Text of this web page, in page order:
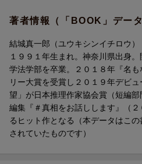
3問目 老婆と少年の年齢算
5問目 別れと思い出のニュートン算
6問目 最後の暗号
著者情報（「BOOK」デー
結城真一郎（ユウキシンイチロウ）
１９９１年生まれ。神奈川県出身
学法学部を卒業。２０１８年『名
リー大賞を受賞し２０１９年デビ
望」が日本推理作家協会賞（短編
編集『＃真相をお話しします』（２
るヒット作となる（本データはこ
されていたものです）